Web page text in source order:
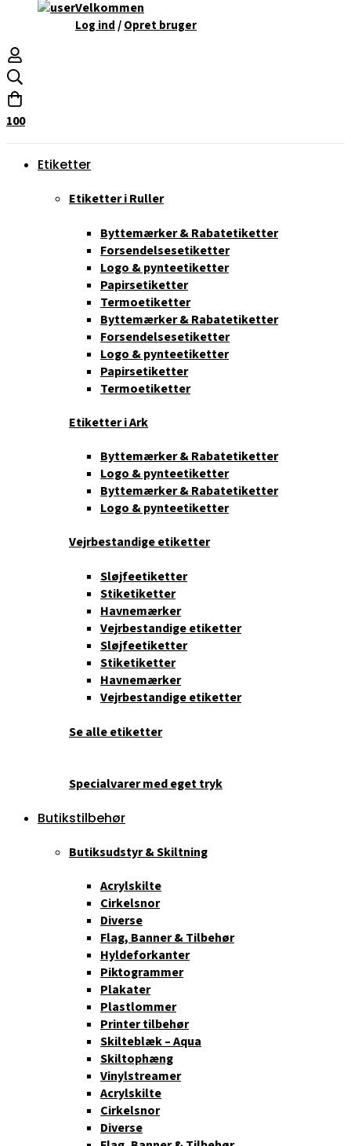
Velkommen
Log ind/Opret bruger
100
Etiketter
Etiketter i Ruller
Byttemærker & Rabatetiketter
Forsendelsesetiketter
Logo & pynteetiketter
Papirsetiketter
Termoetiketter
Byttemærker & Rabatetiketter
Forsendelsesetiketter
Logo & pynteetiketter
Papirsetiketter
Termoetiketter
Etiketter i Ark
Byttemærker & Rabatetiketter
Logo & pynteetiketter
Byttemærker & Rabatetiketter
Logo & pynteetiketter
Vejrbestandige etiketter
Sløjfeetiketter
Stiketiketter
Havnemærker
Vejrbestandige etiketter
Sløjfeetiketter
Stiketiketter
Havnemærker
Vejrbestandige etiketter
Se alle etiketter
Specialvarer med eget tryk
Butikstilbehør
Butiksudstyr & Skiltning
Acrylskilte
Cirkelsnor
Diverse
Flag, Banner & Tilbehør
Hyldeforkanter
Piktogrammer
Plakater
Plastlommer
Printer tilbehør
Skilteblæk – Aqua
Skiltophæng
Vinylstreamer
Acrylskilte
Cirkelsnor
Diverse